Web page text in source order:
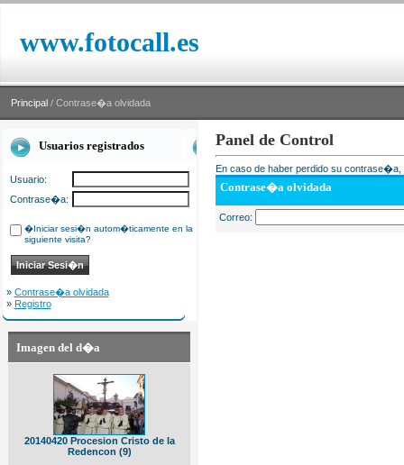
www.fotocall.es
Principal / Contrase�a olvidada
Usuarios registrados
Usuario:
Contrase�a:
�Iniciar sesi�n autom�ticamente en la
siguiente visita?
» Contrase�a olvidada
» Registro
Imagen del d�a
20140420 Procesion Cristo de la
Redencon (9)
Panel de Control
En caso de haber perdido su
Contrase�a olvidada
Correo: